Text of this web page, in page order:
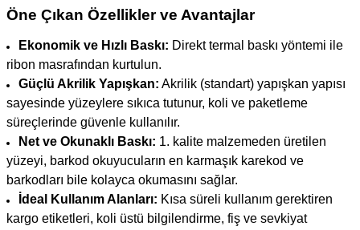
Öne Çıkan Özellikler ve Avantajlar
Ekonomik ve Hızlı Baskı: Direkt termal baskı yöntemi ile
ribon masrafından kurtulun.
Güçlü Akrilik Yapışkan: Akrilik (standart) yapışkan yapısı
sayesinde yüzeylere sıkıca tutunur, koli ve paketleme
süreçlerinde güvenle kullanılır.
Net ve Okunaklı Baskı: 1. kalite malzemeden üretilen
yüzeyi, barkod okuyucuların en karmaşık karekod ve
barkodları bile kolayca okumasını sağlar.
İdeal Kullanım Alanları: Kısa süreli kullanım gerektiren
kargo etiketleri, koli üstü bilgilendirme, fiş ve sevkiyat